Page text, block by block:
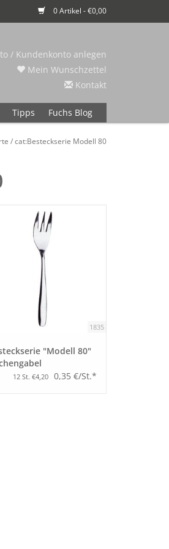
0 Artikel - €0,00
Tipps Fuchs Blog
/ Kundenkonto anlegen
Mein Wunschzettel
Kontakt
/cat:Besteckserie Modell 80
1835
"Modell 80"
12 St. €4,20 0,35 €/St.*